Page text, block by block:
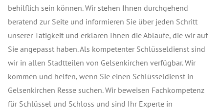
behilflich sein können. Wir stehen Ihnen durchgehend
beratend zur Seite und informieren Sie über jeden Schritt
unserer Tätigkeit und erklären Ihnen die Abläufe, die wir auf
Sie angepasst haben. Als kompetenter Schlüsseldienst sind
wir in allen Stadtteilen von Gelsenkirchen verfügbar. Wir
kommen und helfen, wenn Sie einen Schlüsseldienst in
Gelsenkirchen Resse suchen. Wir beweisen Fachkompetenz
für Schlüssel und Schloss und sind Ihr Experte in